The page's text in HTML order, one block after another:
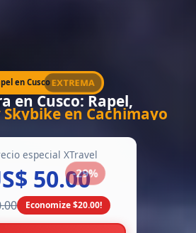
en CuscoEXTREMA
en Cusco: Rapel,
en Cachimayo
especial XTravel
50.00
-29%
Economize $20.00!